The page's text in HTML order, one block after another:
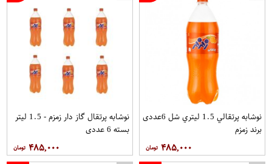
نوشابه پرتقالي 1.5 ليتري شل 6عددی
برند زمزم
۴۸۵,۰۰۰
نوشابه پرتقال گاز دار زمزم - 1.5 لیتر
بسته 6 عددی
۴۸۵,۰۰۰